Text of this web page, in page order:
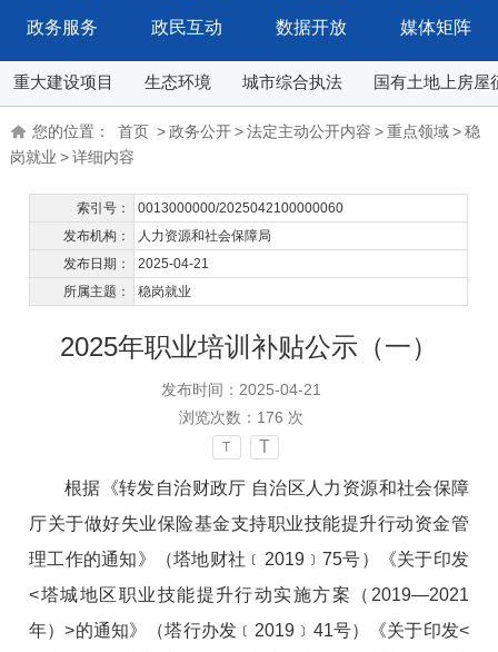
政务服务 政民互动 数据开放 媒体矩阵
重大建设项目 生态环境 城市综合执法 国有土地上房屋
您的位置： 首页 >政务公开>法定主动公开内容 >重点领域>稳
岗就业 >详细内容
索引号：
0013000000/2025042100000060
发布机构：
人力资源和社会保障局
发布日期：
2025-04-21
所属主题：
稳岗就业
2025年职业培训补贴公示（一）
发布时间：2025-04-21
浏览次数： 176 次
T T
根据《转发自治财政厅 自治区人力资源和社会保障
厅关于做好失业保险基金支持职业技能提升行动资金管
理工作的通知》（塔地财社﹝2019﹞75号）《关于印发
<塔城地区职业技能提升行动实施方案（2019—2021
年）>的通知》（塔行办发﹝2019﹞41号）《关于印发<